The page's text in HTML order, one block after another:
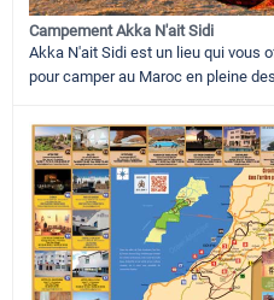
Campement Akka N'ait Sidi
Akka N'ait Sidi est un lieu qui vous
pour camper au Maroc en pleine